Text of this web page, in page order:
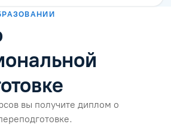
вы получите диплом о